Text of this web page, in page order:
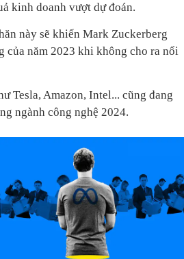
kinh doanh vượt dự đoán.
này sẽ khiến Mark Zuckerberg
của năm 2023 khi không cho ra nổi
Tesla, Amazon, Intel... cũng đang
ngành công nghệ 2024.